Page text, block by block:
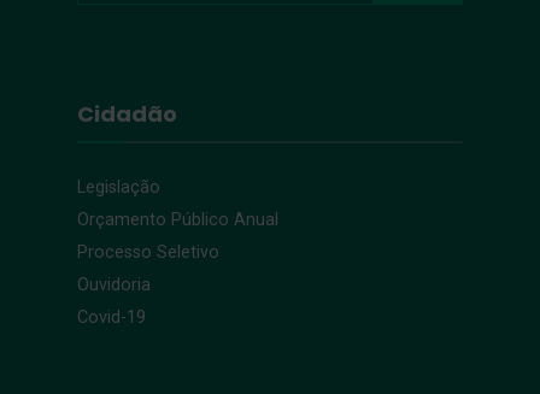
Cidadão
Legislação
Orçamento Público Anual
Processo Seletivo
Ouvidoria
Covid-19